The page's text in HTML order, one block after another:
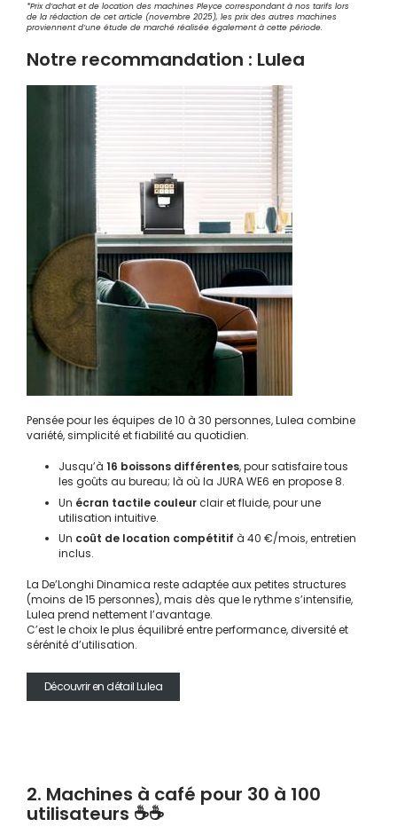
*Prix d’achat et de location des machines Pleyce correspondant à nos tarifs lors
de la rédaction de cet article (novembre 2025), les prix des autres machines
proviennent d’une étude de marché réalisée également à cette période.
Notre recommandation : Lulea
Pensée pour les équipes de 10 à 30 personnes, Lulea combine
variété, simplicité et fiabilité au quotidien.
Jusqu’à 16 boissons différentes, pour satisfaire tous
les goûts au bureau; là où la JURA WE6 en propose 8.
Un écran tactile couleurclair et fluide, pour une
utilisation intuitive.
Un coût de location compétitif à 40 €/mois, entretien
inclus.
La De’Longhi Dinamica reste adaptée aux petites structures
(moins de 15 personnes), mais dès que le rythme s’intensifie,
Lulea prend nettement l’avantage.
C’est le choix le plus équilibré entre performance, diversité et
sérénité d’utilisation.
Découvrir en détail Lulea
2. Machines à café pour 30 à 100
utilisateurs ☕☕